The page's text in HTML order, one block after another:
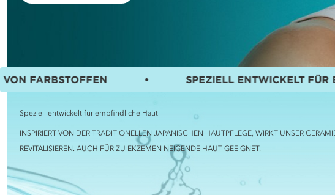
• SPEZIELL ENTWICKELT FÜR
Speziell entwickelt für empfindliche Haut
INSPIRIERT VON DER TRADITIONELLEN JAPANISCHEN HAUTPFLEGE, WIRKT UNSER
REVITALISIEREN. AUCH FÜR ZU EKZEMEN NEIGENDE HAUT GEEIGNET.